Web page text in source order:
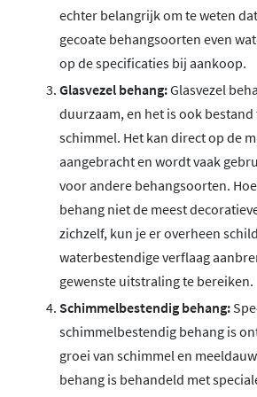
echter belangrijk om te weten
gecoate behangsoorten even
op de specificaties bij aankoop.
Glasvezel behang:Glasvezel
duurzaam, en het is ook bestand
schimmel. Het kan direct op de
aangebracht en wordt vaak
voor andere behangsoorten.
behang niet de meest
zichzelf, kun je er overheen
waterbestendige verflaag
gewenste uitstraling te bereiken.
Schimmelbestendig behang:
schimmelbestendig behang is
groei van schimmel en
behang is behandeld met